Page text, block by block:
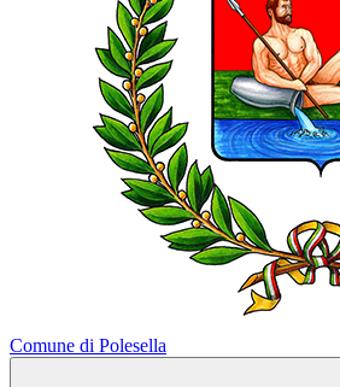
Comune di Polesella